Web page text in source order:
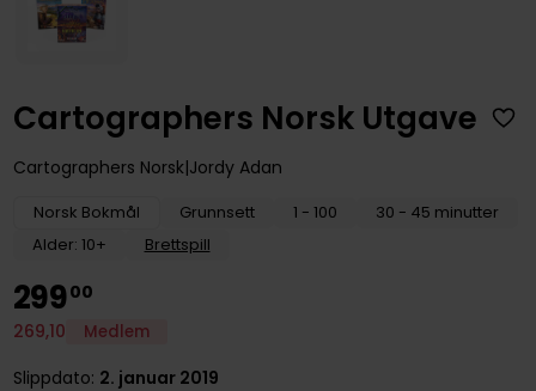
Cartographers Norsk Utgave
Cartographers Norsk Jordy Adan
Norsk Bokmål Grunnsett 1 - 100
30 - 45 minutter
Alder: 10+
Brettspill
29900
269,10 Medlem
Slippdato: 2. januar 2019